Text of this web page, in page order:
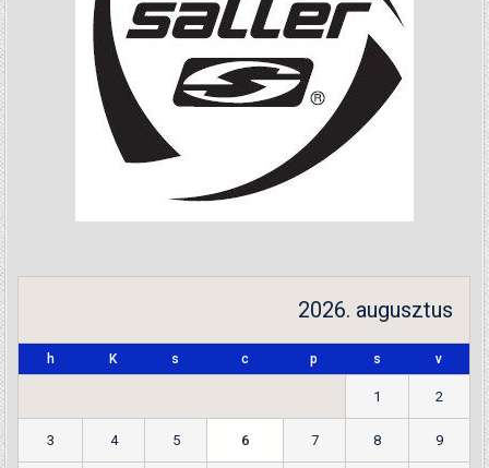
2026. augusztus
h K s c p s v
1 2
3 4 5 6 7 8 9